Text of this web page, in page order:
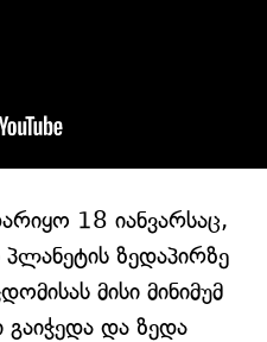
18 იანვარსაც,
ზედაპირზე
მისი მინიმუმ
და ზედა